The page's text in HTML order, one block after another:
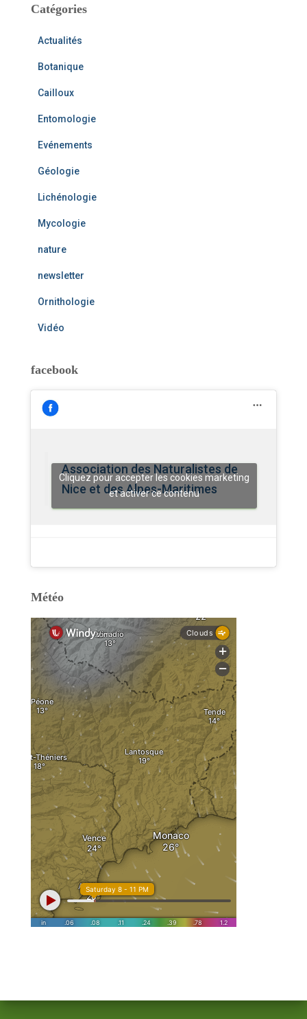
:iCatégories
Actualités
Botanique
Cailloux
Entomologie
Evénements
Géologie
Lichénologie
Mycologie
nature
newsletter
Ornithologie
Vidéo
facebook
Association des Naturalistes de
Nice et des Alpes-Maritimes
Cliquez pour accepter les cookies marketing
et activer ce contenu
Météo